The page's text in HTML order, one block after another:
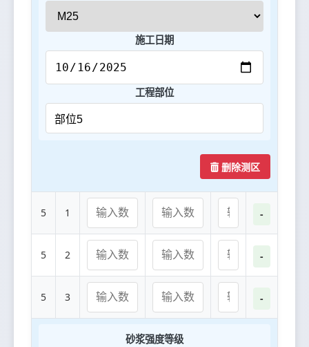
施工日期
工程部位
删除测区
5 1 -
5 2 -
5 3 -
砂浆强度等级